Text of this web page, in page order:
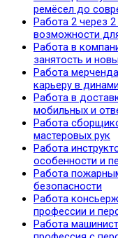
ремёсел до
Работа 2 через
возможности
Работа в
занятость и
Работа
карьеру в
Работа в
мобильных и
Работа
мастеровых рук
Работа
особенности и
Работа
безопасности
Работа
профессии и
Работа